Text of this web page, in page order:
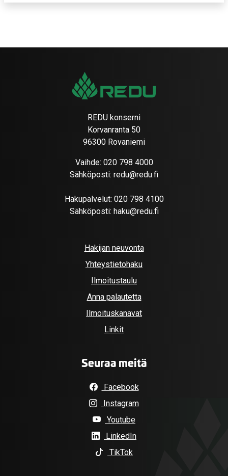
REDU konserni
Korvanranta 50
96300 Rovaniemi
Vaihde: 020 798 4000
Sähköposti: redu@redu.fi
Hakupalvelut: 020 798 4100
Sähköposti: haku@redu.fi
Hakijan neuvonta
Yhteystietohaku
Ilmoitustaulu
Anna palautetta
Ilmoituskanavat
Linkit
Seuraa meitä
Facebook
Instagram
Youtube
LinkedIn
TikTok